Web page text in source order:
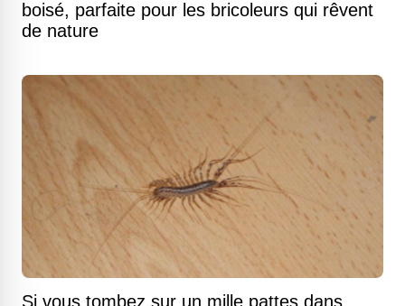
boisé, parfaite pour les bricoleurs qui rêvent
de nature
Si vous tombez sur un mille pattes dans